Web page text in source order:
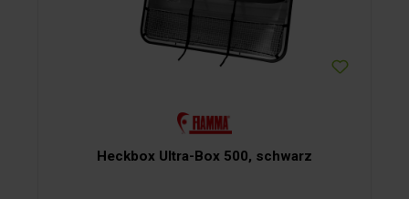
Heckbox Ultra-Box 500, schwarz